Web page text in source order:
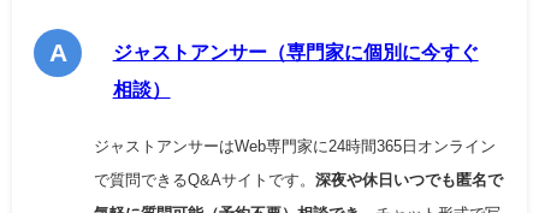
ジャストアンサー（専門家に個別に今すぐ
相談）
ジャストアンサーはWeb専門家に24時間365日オンライン
で質問できるQ&Aサイトです。 深夜や休日いつでも匿名で